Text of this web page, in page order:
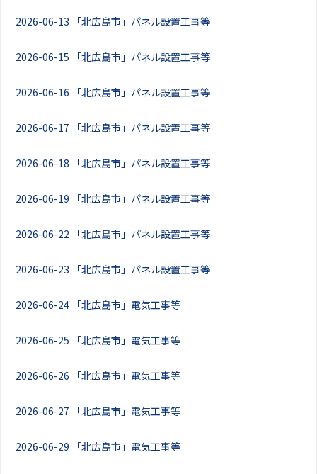
2026-06-13 「北広島市」パネル設置工事等
2026-06-15 「北広島市」パネル設置工事等
2026-06-16 「北広島市」パネル設置工事等
2026-06-17 「北広島市」パネル設置工事等
2026-06-18 「北広島市」パネル設置工事等
2026-06-19 「北広島市」パネル設置工事等
2026-06-22 「北広島市」パネル設置工事等
2026-06-23 「北広島市」パネル設置工事等
2026-06-24 「北広島市」電気工事等
2026-06-25 「北広島市」電気工事等
2026-06-26 「北広島市」電気工事等
2026-06-27 「北広島市」電気工事等
2026-06-29 「北広島市」電気工事等